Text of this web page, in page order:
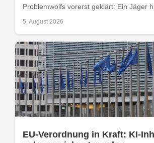
Problemwolfs vorerst geklärt: Ein Jäger
5. August 2026
EU-Verordnung in Kraft: KI-